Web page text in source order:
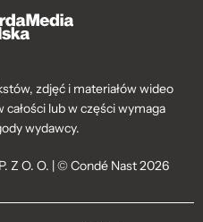
zdjęć i materiałów wideo
lub w części wymaga
wydawcy.
Z O. O. | © Condé Nast 2026